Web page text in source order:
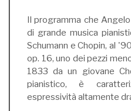
Il programma che
di grande musica
Schumann e Chopin, al
op. 16, uno dei pezzi
1833 da un giovane
pianistico, è
espressività altamente